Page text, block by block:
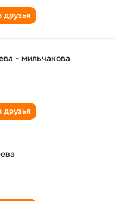
друзья
- мильчакова
друзья